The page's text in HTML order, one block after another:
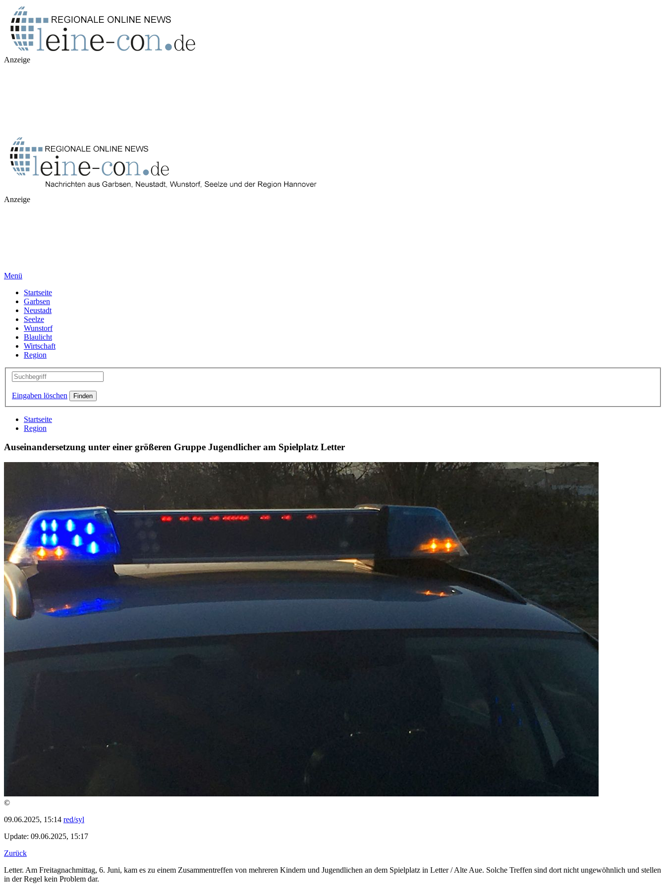
Anzeige
Anzeige
Menü
Startseite
Garbsen
Neustadt
Seelze
Wunstorf
Blaulicht
Wirtschaft
Region
Eingaben löschen
Startseite
Region
Auseinandersetzung unter einer größeren Gruppe Jugendlicher am Spielplatz Letter
©
09.06.2025, 15:14 red/syl
Update: 09.06.2025, 15:17
Zurück
Letter. Am Freitagnachmittag, 6. Juni, kam es zu einem Zusammentreffen von mehreren Kindern und Jugendlichen an dem Spielplatz in Letter / Alte Aue. Solche Treffen sind dort nicht ungewöhnlich und stellen
in der Regel kein Problem dar.